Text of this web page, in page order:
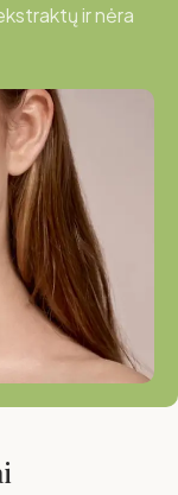
ir nėra